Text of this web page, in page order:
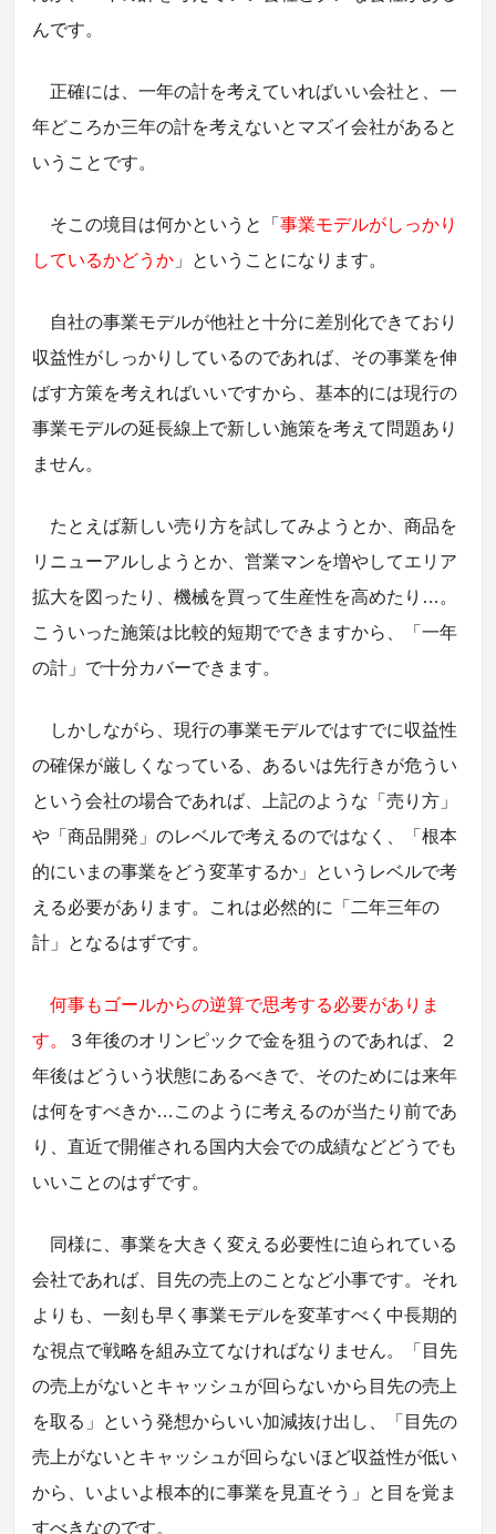
んです。
正確には、一年の計を考えていればいい会社と、一
年どころか三年の計を考えないとマズイ会社があると
いうことです。
そこの境目は何かというと「事業モデルがしっかり
しているかどうか 」ということになります。
自社の事業モデルが他社と十分に差別化できており
収益性がしっかりしているのであれば、その事業を伸
ばす方策を考えればいいですから、基本的には現行の
事業モデルの延長線上で新しい施策を考えて問題あり
ません。
たとえば新しい売り方を試してみようとか、商品を
リニューアルしようとか、営業マンを増やしてエリア
拡大を図ったり、機械を買って生産性を高めたり…。
こういった施策は比較的短期でできますから、「一年
の計」で十分カバーできます。
しかしながら、現行の事業モデルではすでに収益性
の確保が厳しくなっている、あるいは先行きが危うい
という会社の場合であれば、上記のような「売り方」
や「商品開発」のレベルで考えるのではなく、「根本
的にいまの事業をどう変革するか」というレベルで考
える必要があります。これは必然的に「二年三年の
計」となるはずです。
何事もゴールからの逆算で思考する必要がありま
す。
３年後のオリンピックで金を狙うのであれば、２
年後はどういう状態にあるべきで、そのためには来年
は何をすべきか…このように考えるのが当たり前であ
り、直近で開催される国内大会での成績などどうでも
いいことのはずです。
同様に、事業を大きく変える必要性に迫られている
会社であれば、目先の売上のことなど小事です。それ
よりも、一刻も早く事業モデルを変革すべく中長期的
な視点で戦略を組み立てなければなりません。「目先
の売上がないとキャッシュが回らないから目先の売上
を取る」という発想からいい加減抜け出し、「目先の
売上がないとキャッシュが回らないほど収益性が低い
から、いよいよ根本的に事業を見直そう」と目を覚ま
すべきなのです。